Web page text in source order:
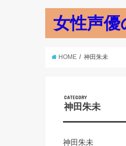
女性声
HOME 神田朱未
CATEGORY
神田朱未
神田朱未